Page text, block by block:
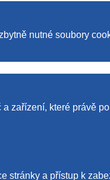
nutné soubory
zařízení, které právě
a přístup k